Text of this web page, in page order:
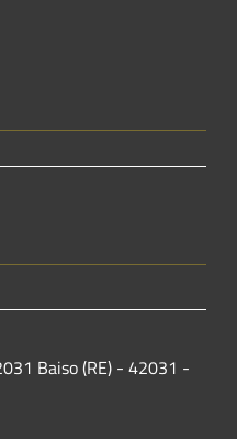
Baiso (RE) - 42031 -